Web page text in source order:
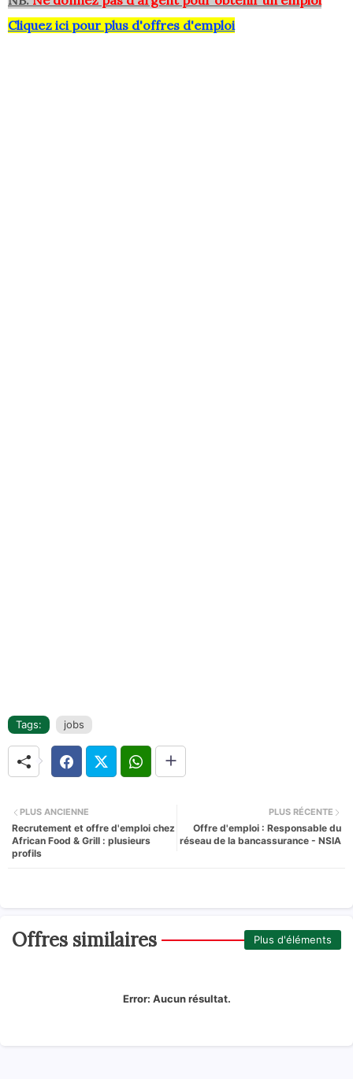
Cliquez ici pour plus d'offres d'emploi
Tags: jobs
PLUS RÉCENTE
Offre d'emploi : Responsable du
réseau de la bancassurance - NSIA
PLUS ANCIENNE
Recrutement et offre d'emploi chez
African Food & Grill : plusieurs
profils
Offres similaires Plus d'éléments
Error: Aucun résultat.